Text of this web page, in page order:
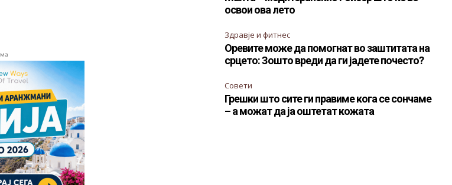
освои ова лето
Здравје и фитнес
Оревите може да помогнат во заштитата на
срцето: Зошто вреди да ги јадете почесто?
Совети
Грешки што сите ги правиме кога се сончаме
– а можат да ја оштетат кожата